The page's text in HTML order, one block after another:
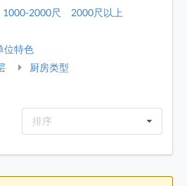
1000-2000尺
2000尺以上
位特色
厨房类型
排序